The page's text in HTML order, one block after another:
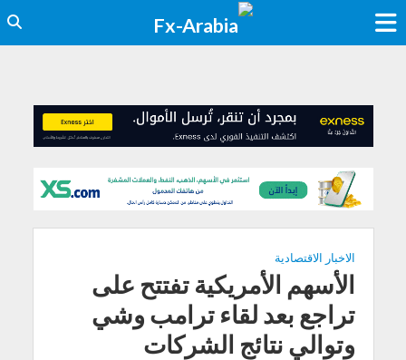
الاخبار الاقتصادية
الأسهم الأمريكية تفتتح على
تراجع بعد لقاء ترامب وشي
وتوالي نتائج الشركات